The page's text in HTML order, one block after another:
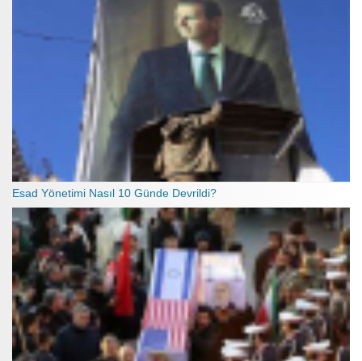
Esad Yönetimi Nasıl 10 Günde Devrildi?